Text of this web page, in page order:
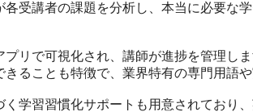
各受講者の課題を分析し、本当に必要な
プリで可視化され、講師が進捗を管理し
きることも特徴で、業界特有の専門用語
学習習慣化サポートも用意されており